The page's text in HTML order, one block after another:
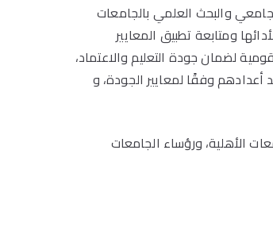
والبحث العلمي بالجامعات
ومتابعة تطبيق المعايير
لضمان جودة التعليم والاعتماد،
أعدادهم وفقًا لمعايير الجودة، و
الأهلية، ورؤساء الجامعات